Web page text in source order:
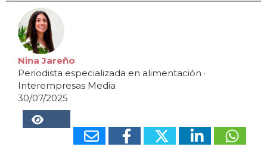
Nina Jareño
Periodista especializada en alimentación ·
Interempresas Media
30/07/2025